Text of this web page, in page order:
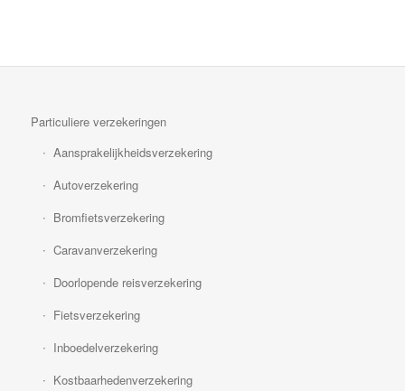
Particuliere verzekeringen
Aansprakelijkheidsverzekering
Autoverzekering
Bromfietsverzekering
Caravanverzekering
Doorlopende reisverzekering
Fietsverzekering
Inboedelverzekering
Kostbaarhedenverzekering